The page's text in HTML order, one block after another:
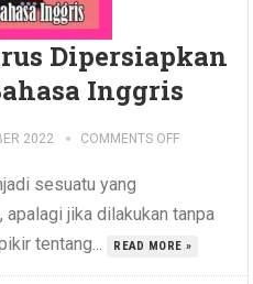
Dipersiapkan
Inggris
2022 COMMENTS OFF
sesuatu yang
jika dilakukan tanpa
tentang...
READ MORE »